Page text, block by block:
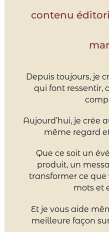
contenu
Depuis toujours, je
qui font ressentir,
Aujourd’hui, je crée
même regard
Que ce soit un
produit, un
transformer ce que
mots et
Et je vous aide
meilleure façon